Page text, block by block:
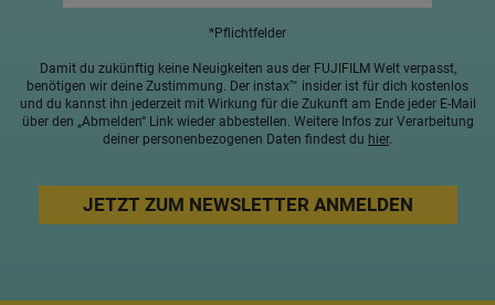
*Pflichtfelder
Damit du zukünftig keine Neuigkeiten aus der FUJIFILM Welt verpasst,
benötigen wir deine Zustimmung. Der instax™ insider ist für dich kostenlos
und du kannst ihn jederzeit mit Wirkung für die Zukunft am Ende jeder E-Mail
über den „Abmelden“ Link wieder abbestellen. Weitere Infos zur Verarbeitung
deiner personenbezogenen Daten findest du hier.